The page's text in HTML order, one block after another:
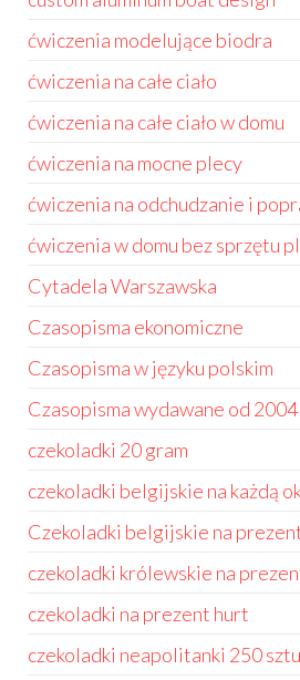
ćwiczenia modelujące biodra
ćwiczenia na całe ciało
ćwiczenia na całe ciało w domu
ćwiczenia na mocne plecy
ćwiczenia na odchudzanie i
ćwiczenia w domu bez sprzętu
Cytadela Warszawska
Czasopisma ekonomiczne
Czasopisma w języku polskim
Czasopisma wydawane od 2004
czekoladki 20 gram
czekoladki belgijskie na każdą
Czekoladki belgijskie na
czekoladki królewskie na
czekoladki na prezent hurt
czekoladki neapolitanki 250